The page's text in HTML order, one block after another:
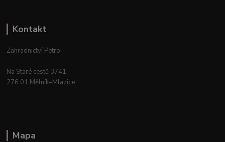
Kontakt
Zahradnictví Petro
Na Staré cestě 3741
276 01 Mělník–Mlazice
Mapa